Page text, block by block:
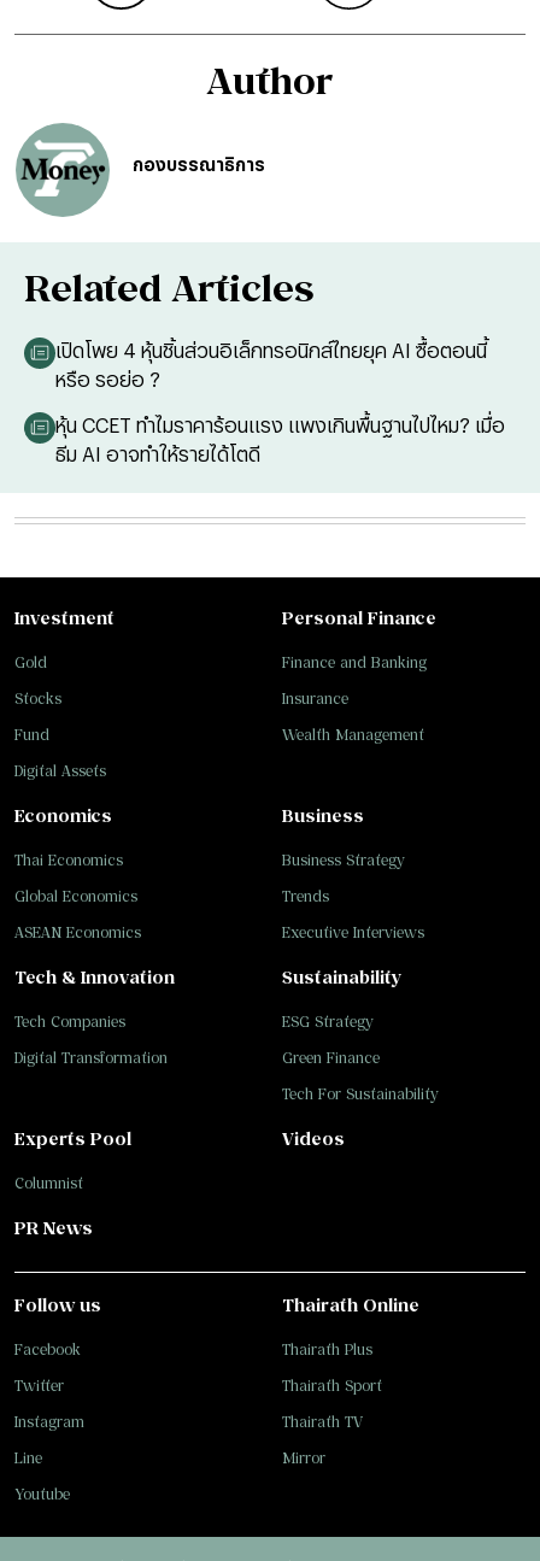
Author
กองบรรณาธิการ
Related Articles
เปิดโพย 4 หุ้นชิ้นส่วนอิเล็กทรอนิกส์ไทยยุค AI ซื้อตอนนี้
หรือ รอย่อ ?
หุ้น CCET ทำไมราคาร้อนแรง แพงเกินพื้นฐานไปไหม? เมื่อ
ธีม AI อาจทำให้รายได้โตดี
Investment
Gold
Stocks
Fund
Digital Assets
Personal Finance
Finance and Banking
Insurance
Wealth Management
Business
Business Strategy
Trends
Executive Interviews
Tech & Innovation
Tech Companies
Digital Transformation
Sustainability
ESG Strategy
Green Finance
Tech For Sustainability
Economics
Thai Economics
Global Economics
ASEAN Economics
Experts Pool
Columnist
Videos
PR News
Follow us
Facebook
Twitter
Instagram
Line
Youtube
Thairath Online
Thairath Plus
Thairath Sport
Thairath TV
Mirror